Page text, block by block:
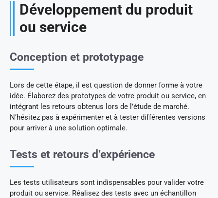
Développement du produit
ou service
Conception et prototypage
Lors de cette étape, il est question de donner forme à votre
idée. Élaborez des prototypes de votre produit ou service, en
intégrant les retours obtenus lors de l’étude de marché.
N’hésitez pas à expérimenter et à tester différentes versions
pour arriver à une solution optimale.
Tests et retours d’expérience
Les tests utilisateurs sont indispensables pour valider votre
produit ou service. Réalisez des tests avec un échantillon